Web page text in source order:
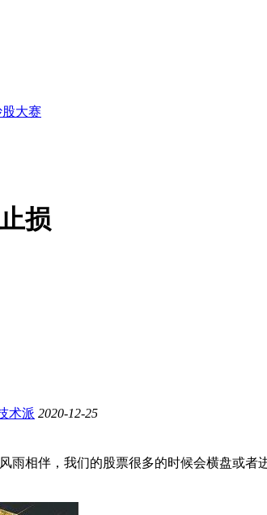
大赛
损
术派 2020-12-25
雨相伴，我们的股票很多的时候会横盘或者